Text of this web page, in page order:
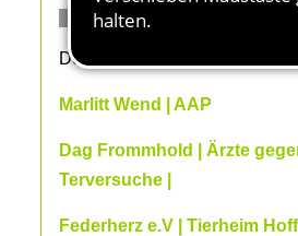
ONLINE- Fachvorträge
Dein Online-Herbst 2026 mit
Marlitt Wend | AAP
Dag Frommhold | Ärzte
Terversuche |
Federherz e.V | Tierheim